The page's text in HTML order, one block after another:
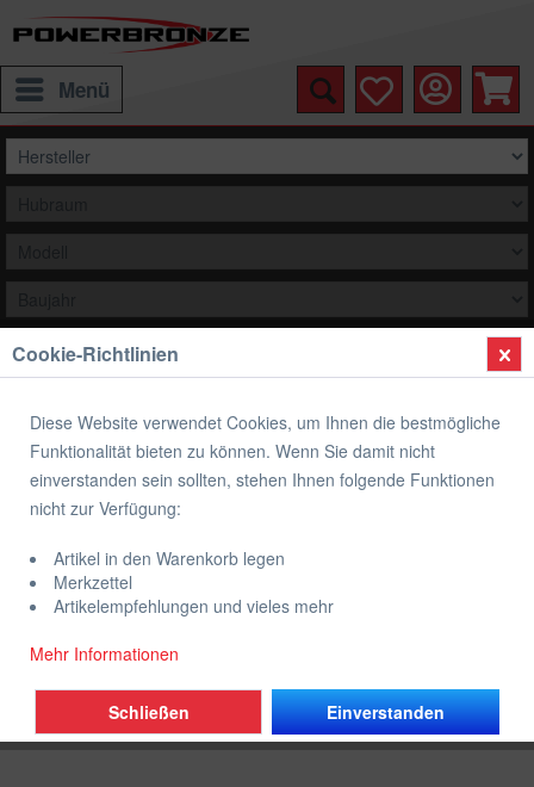
Menü
Auswählen
Übersicht Auspuff
BODIS Slip-On Endschalldämpfer GP1-
RSN KTM 1290 Super Duke R
Cookie-Richtlinien
Diese Website verwendet Cookies, um Ihnen die bestmögliche
Funktionalität bieten zu können. Wenn Sie damit nicht
einverstanden sein sollten, stehen Ihnen folgende Funktionen
nicht zur Verfügung:
Artikel in den Warenkorb legen
Merkzettel
Artikelempfehlungen und vieles mehr
Mehr Informationen
Einverstanden
Schließen